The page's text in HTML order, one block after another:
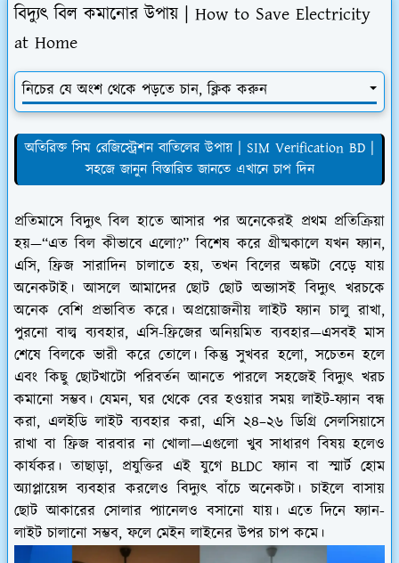
বিদ্যুৎ বিল কমানোর উপায় | How to Save Electricity
at Home
নিচের যে অংশ থেকে পড়তে চান, ক্লিক করুন
অতিরিক্ত সিম রেজিস্ট্রেশন বাতিলের উপায় | SIM Verification BD |
সহজে জানুন বিস্তারিত জানতে এখানে চাপ দিন
প্রতিমাসে বিদ্যুৎ বিল হাতে আসার পর অনেকেরই প্রথম প্রতিক্রিয়া
হয়—“এত বিল কীভাবে এলো?” বিশেষ করে গ্রীষ্মকালে যখন ফ্যান,
এসি, ফ্রিজ সারাদিন চালাতে হয়, তখন বিলের অঙ্কটা বেড়ে যায়
অনেকটাই। আসলে আমাদের ছোট ছোট অভ্যাসই বিদ্যুৎ খরচকে
অনেক বেশি প্রভাবিত করে। অপ্রয়োজনীয় লাইট ফ্যান চালু রাখা,
পুরনো বাল্ব ব্যবহার, এসি-ফ্রিজের অনিয়মিত ব্যবহার—এসবই মাস
শেষে বিলকে ভারী করে তোলে।কিন্তু সুখবর হলো, সচেতন হলে
এবং কিছু ছোটখাটো পরিবর্তন আনতে পারলে সহজেই বিদ্যুৎ খরচ
কমানো সম্ভব। যেমন, ঘর থেকে বের হওয়ার সময় লাইট-ফ্যান বন্ধ
করা, এলইডি লাইট ব্যবহার করা, এসি ২৪–২৬ ডিগ্রি সেলসিয়াসে
রাখা বা ফ্রিজ বারবার না খোলা—এগুলো খুব সাধারণ বিষয় হলেও
কার্যকর।তাছাড়া, প্রযুক্তির এই যুগে BLDC ফ্যান বা স্মার্ট হোম
অ্যাপ্লায়েন্স ব্যবহার করলেও বিদ্যুৎ বাঁচে অনেকটা। চাইলে বাসায়
ছোট আকারের সোলার প্যানেলও বসানো যায়। এতে দিনে ফ্যান-
লাইট চালানো সম্ভব, ফলে মেইন লাইনের উপর চাপ কমে।